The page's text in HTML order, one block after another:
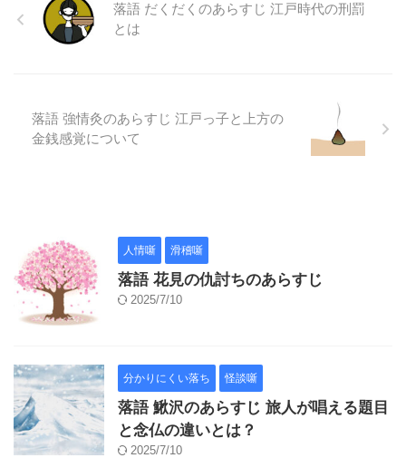
落語 だくだくのあらすじ 江戸時代の刑罰
とは
落語 強情灸のあらすじ 江戸っ子と上方の
金銭感覚について
人情噺 滑稽噺
落語 花見の仇討ちのあらすじ
2025/7/10
分かりにくい落ち 怪談噺
落語 鰍沢のあらすじ 旅人が唱える題目
と念仏の違いとは？
2025/7/10